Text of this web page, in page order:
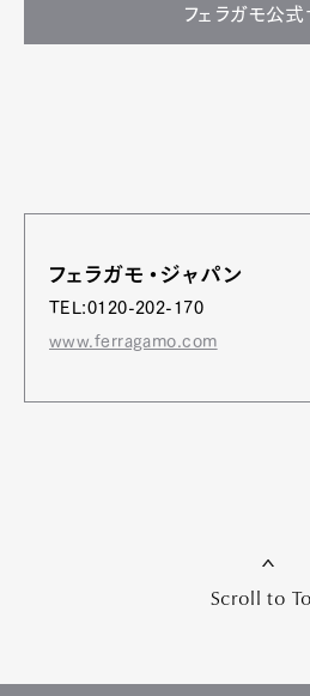
フェラガモ公式
フェラガモ・ジャパン
TEL:0120-202-170
www.ferragamo.com
Scroll to